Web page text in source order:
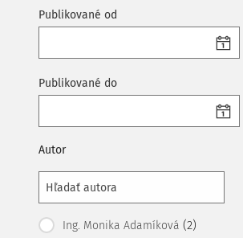
Publikované od
Publikované do
Autor
Ing. Monika Adamíková (2)